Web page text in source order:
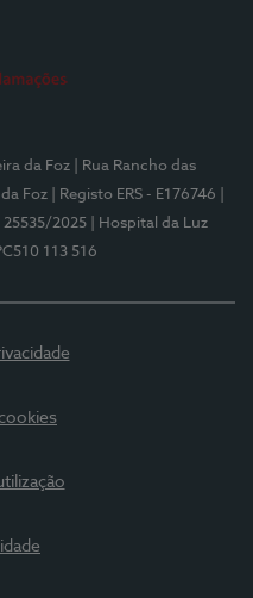
da Foz
| Rua Rancho das
Foz
| Registo ERS - E176746
25535/2025
| Hospital da Luz
113 516